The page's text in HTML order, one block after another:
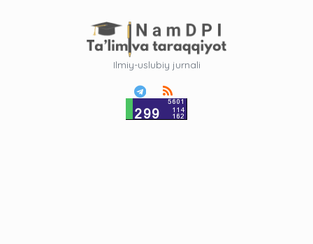
Ilmiy-uslubiy jurnali